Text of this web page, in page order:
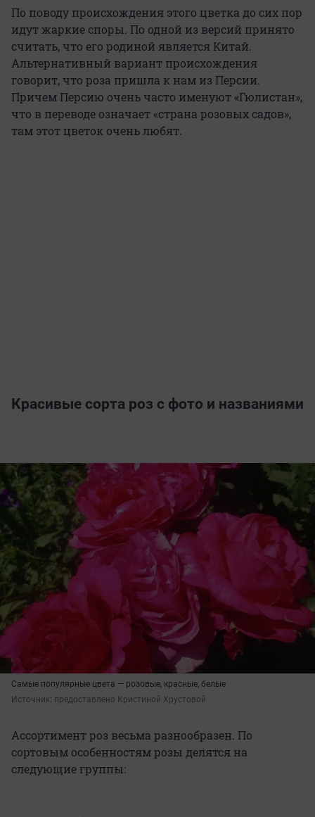
По поводу происхождения этого цветка до сих пор
идут жаркие споры. По одной из версий принято
считать, что его родиной является Китай.
Альтернативный вариант происхождения
говорит, что роза пришла к нам из Персии.
Причем Персию очень часто именуют «Гюлистан»,
что в переводе означает «страна розовых садов»,
там этот цветок очень любят.
Красивые сорта роз с фото и названиями
Самые популярные цвета — розовые, красные, белые
Источник: предоставлено Кристиной Хрустовой
Ассортимент роз весьма разнообразен. По
сортовым особенностям розы делятся на
следующие группы: